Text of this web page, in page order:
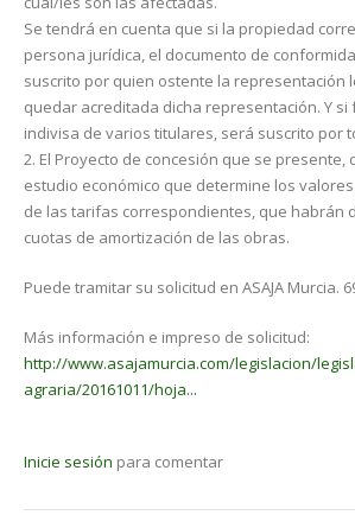
Se tendrá en cuenta que si la propiedad
persona jurídica, el documento de
suscrito por quien ostente la representación
quedar acreditada dicha representación. Y
indivisa de varios titulares, será suscrito por
2. El Proyecto de concesión que se presente,
estudio económico que determine los
de las tarifas correspondientes, que habrán
cuotas de amortización de las obras.
Puede tramitar su solicitud en ASAJA Murcia.
Más información e impreso de solicitud:
http://www.asajamurcia.com/legislacion/
agraria/20161011/hoja...
Inicie sesión para comentar